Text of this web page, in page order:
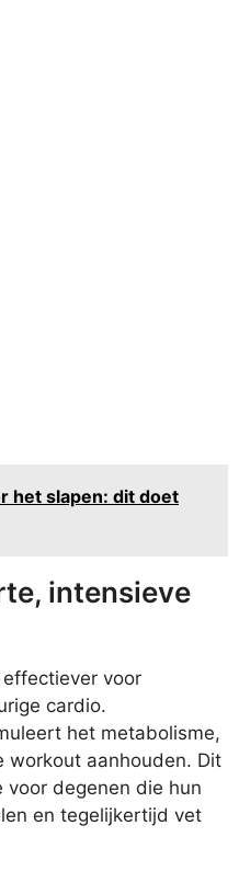
het slapen: dit doet
intensieve
voor
cardio.
het metabolisme,
workout aanhouden. Dit
voor degenen die hun
en tegelijkertijd vet